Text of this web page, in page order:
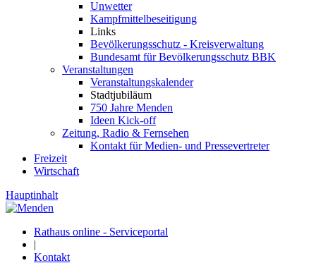
Unwetter
Kampfmittelbeseitigung
Links
Bevölkerungsschutz - Kreisverwaltung
Bundesamt für Bevölkerungsschutz BBK
Veranstaltungen
Veranstaltungskalender
Stadtjubiläum
750 Jahre Menden
Ideen Kick-off
Zeitung, Radio & Fernsehen
Kontakt für Medien- und Pressevertreter
Freizeit
Wirtschaft
Hauptinhalt
Rathaus online - Serviceportal
|
Kontakt